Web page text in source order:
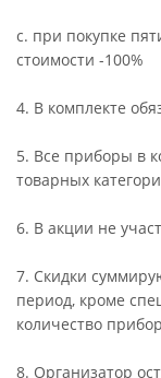
c. при покупке
стоимости -100%
4. В комплекте
5. Все приборы в
товарных
6. В акции не
7. Скидки
период, кроме
количество
8. Организатор